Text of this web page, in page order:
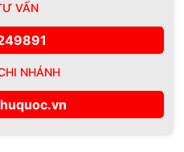
VẤN
NHÁNH